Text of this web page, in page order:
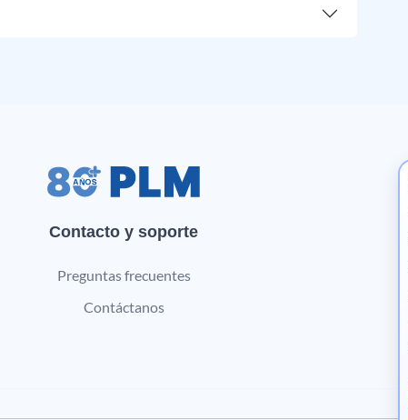
Contacto y soporte
Preguntas frecuentes
Contáctanos